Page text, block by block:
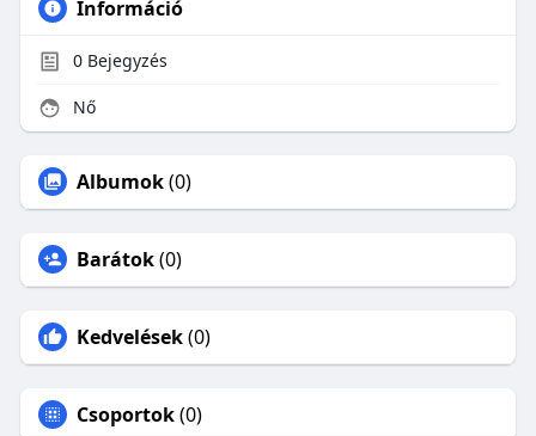
Információ
0Bejegyzés
Nő
Albumok(0)
Barátok(0)
Kedvelések(0)
Csoportok(0)